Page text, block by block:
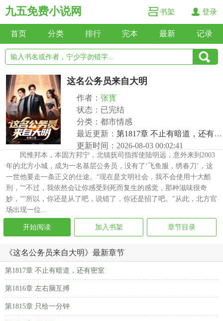
九五免费小说网 书架 登录
首页 分类 排行 完本 最新 记录
这名公务员来自大明
作者： 张寳
状态：已完结
分类：都市情感
最近更新： 第1817章 不止有暗道，还有密室
更新时间：2026-08-03 00:02:41
民惟邦本，本固方邦宁，北镇抚司指挥使陆明远，意外来到2003
年的北方小城，成为一名基层公务员，没有了‘飞鱼服，绣春刀’，这
一世他要走一条正义的仕途。“现在是文明社会，我不会使用十大酷
刑，”“不过，我依然会让你感受到死而复生的感觉，那种滋味很奇
妙，”“所以，你还是从了吧，说错了，你还是招了吧。”从此，北方官
场出现一位...
开始阅读 加入书架 章节目录
《这名公务员来自大明》最新章节
第1817章 不止有暗道，还有密室
第1816章 左右脑互搏
第1815章 只给一分钟